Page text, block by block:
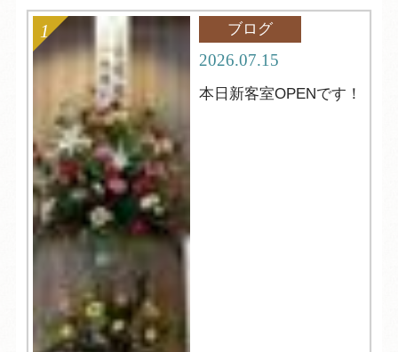
ブログ
2026.07.15
本日新客室OPENです！